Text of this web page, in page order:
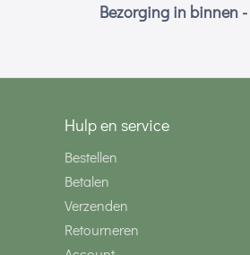
Bezorging in binnen
Hulp en service
Bestellen
Betalen
Verzenden
Retourneren